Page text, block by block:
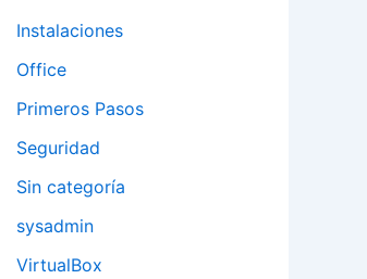
Instalaciones
Office
Primeros Pasos
Seguridad
Sin categoría
sysadmin
VirtualBox